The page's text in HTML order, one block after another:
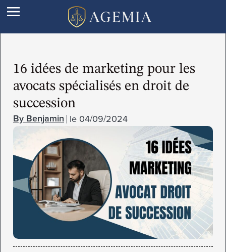
16 idées de marketing pour les
avocats spécialisés en droit de
succession
Benjamin le 04/09/2024